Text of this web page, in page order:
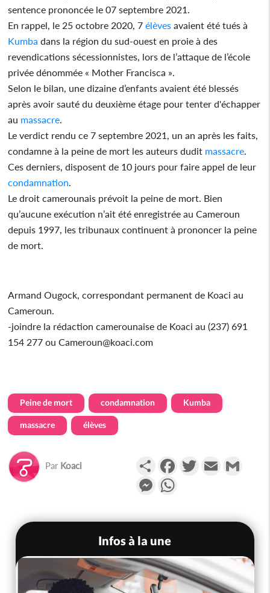
sentence prononcée le 07 septembre 2021.
En rappel, le 25 octobre 2020, 7 élèves avaient été tués à
Kumba dans la région du sud-ouest en proie à des
revendications sécessionnistes, lors de l’attaque de l’école
privée dénommée « Mother Francisca ».
Selon le bilan, une dizaine d’enfants avaient été blessés
après avoir sauté du deuxième étage pour tenter d'échapper
au massacre
Le verdict rendu ce 7 septembre 2021, un an après les faits,
condamne à la peine de mort les auteurs dudit massacre
Ces derniers, disposent de 10 jours pour faire appel de leur
condamnation
Le droit camerounais prévoit la peine de mort. Bien
qu’aucune exécution n’ait été enregistrée au Cameroun
depuis 1997, les tribunaux continuent à prononcer la peine
de mort.
Armand Ougock, correspondant permanent de Koaci au
Cameroun.
-joindre la rédaction camerounaise de Koaci au (237) 691
154 277 ou Cameroun@koaci.com
Peine de mort condamnation Kumba
massacre élèves
Par Koaci PartagerFacebookTwitterEmail
Messenger
Infos à la une